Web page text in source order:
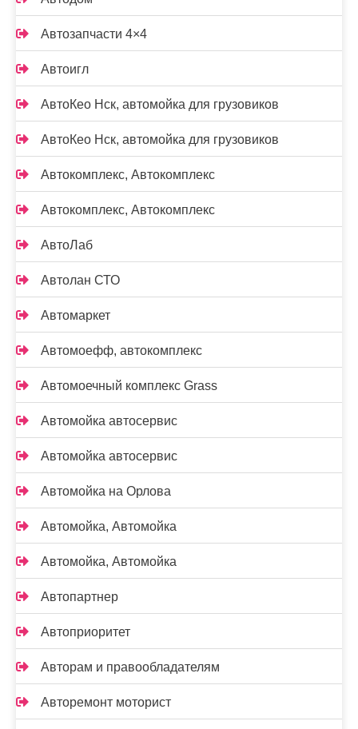
Автозапчасти 4×4
Автоигл
АвтоКео Нск, автомойка для грузовиков
АвтоКео Нск, автомойка для грузовиков
Автокомплекс, Автокомплекс
Автокомплекс, Автокомплекс
АвтоЛаб
Автолан СТО
Автомаркет
Автомоефф, автокомплекс
Автомоечный комплекс Grass
Автомойка автосервис
Автомойка автосервис
Автомойка на Орлова
Автомойка, Автомойка
Автомойка, Автомойка
Автопартнер
Автоприоритет
Авторам и правообладателям
Авторемонт моторист